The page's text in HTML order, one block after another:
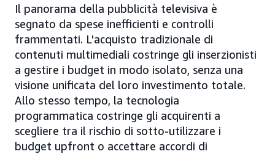
Il panorama della pubblicità televisiva è
segnato da spese inefficienti e controlli
frammentati. L'acquisto tradizionale di
contenuti multimediali costringe gli inserzionisti
a gestire i budget in modo isolato, senza una
visione unificata del loro investimento totale.
Allo stesso tempo, la tecnologia
programmatica costringe gli acquirenti a
scegliere tra il rischio di sotto-utilizzare i
budget upfront o accettare accordi di